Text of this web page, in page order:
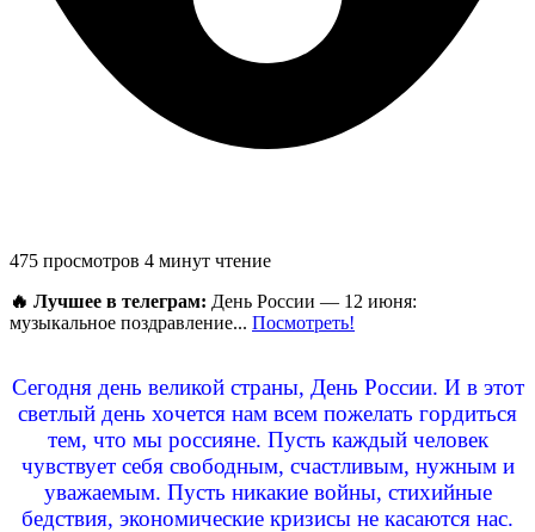
475 просмотров 4 минут чтение
🔥 Лучшее в телеграм: День России — 12 июня:
музыкальное поздравление... Посмотреть!
Сегодня день великой страны, День России. И в этот
светлый день хочется нам всем пожелать гордиться
тем, что мы россияне. Пусть каждый человек
чувствует себя свободным, счастливым, нужным и
уважаемым. Пусть никакие войны, стихийные
бедствия, экономические кризисы не касаются нас.